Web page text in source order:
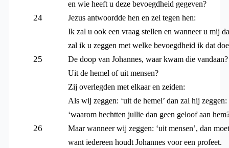
en wie heeft u deze bevoegdheid gegeven?
24
Jezus antwoordde hen en zei tegen hen:
Ik zal u ook een vraag stellen en wanneer u mij
zal ik u zeggen met welke bevoegdheid ik dat
25
De doop van Johannes, waar kwam die vandaan?
Uit de hemel of uit mensen?
Zij overlegden met elkaar en zeiden:
Als wij zeggen: ‘uit de hemel’ dan zal hij zeggen:
‘waarom hechtten jullie dan geen geloof aan
26
Maar wanneer wij zeggen: ‘uit mensen’, dan
want iedereen houdt Johannes voor een profeet.